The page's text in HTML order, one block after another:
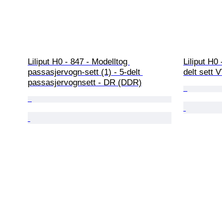
Liliput H0 - 847 - Modelltog
passasjervogn-sett (1) - 5-delt
passasjervognsett - DR (DDR)
Liliput H0
delt sett